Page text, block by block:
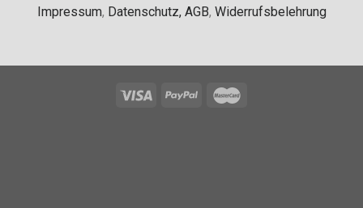
Impressum, Datenschutz, AGB, Widerrufsbelehrung